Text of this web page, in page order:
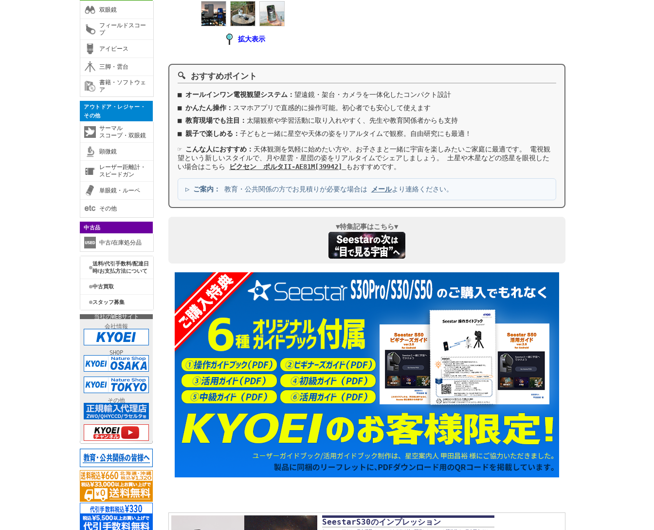
双眼鏡
フィールドスコー
プ
アイピース
三脚・雲台
書籍・ソフトウェ
ア
アウトドア・レジャー・
その他
サーマル
スコープ・双眼鏡
顕微鏡
レーザー距離計・
スピードガン
単眼鏡・ルーペ
その他
中古品
中古/在庫処分品
送料/代引手数料/配達日
時/お支払方法について
中古買取
スタッフ募集
当社のWEBサイト
会社情報
SHOP
その他
拡大表示
🔍 おすすめポイント
■オールインワン電視観望システム：望遠鏡・架台・カメラを一体化したコンパクト設計
■かんたん操作： スマホアプリで直感的に操作可能。初心者でも安心して使えます
■教育現場でも注目： 太陽観察や学習活動に取り入れやすく、先生や教育関係者からも支持
■親子で楽しめる：子どもと一緒に星空や天体の姿をリアルタイムで観察。自由研究にも最適！
☞ こんな人におすすめ： 天体観測を気軽に始めたい方や、お子さまと一緒に宇宙を楽しみたいご家庭に最適です。 電視観
望という新しいスタイルで、月や星雲・星団の姿をリアルタイムでシェアしましょう。 土星や木星などの惑星を眼視した
い場合はこちら
ビクセン ポルタII-AE81M[39942] もおすすめです。
▷ ご案内： 教育・公共関係の方でお見積りが必要な場合は メールより連絡ください。
▼特集記事はこちら▼
SeestarS30のインプレッション